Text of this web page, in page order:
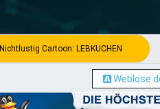
Nichtlustig Cartoon: LEBKUCHEN